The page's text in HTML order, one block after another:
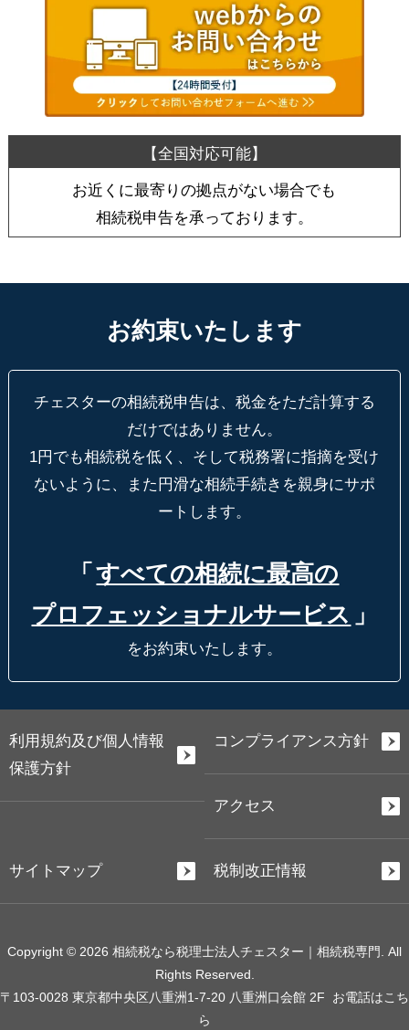
お近くに最寄りの拠点がない場合でも
相続税申告を承っております。
お約束いたします
チェスターの相続税申告は、税金をただ計算する
だけではありません。
1円でも相続税を低く、そして税務署に指摘を受け
ないように、
また円滑な相続手続きを親身にサポ
ートします。
「 すべての相続に最高の
プロフェッショナルサービス 」
をお約束いたします。
利用規約及び個人情報
保護方針
コンプライアンス方針
アクセス
サイトマップ 税制改正情報
Copyright © 2026 相続税なら税理士法人チェスター｜相続税専門. All
Rights Reserved.
〒103-0028 東京都中央区八重洲1-7-20 八重洲口会館 2F お電話はこち
ら